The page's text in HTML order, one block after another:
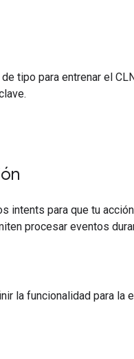
tipo para entrenar el
intents para que tu
procesar eventos
la funcionalidad para la